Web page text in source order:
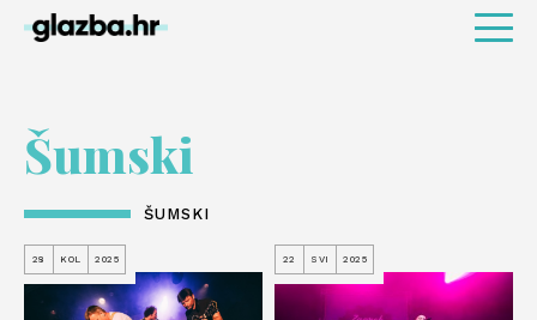
Šumski
ŠUMSKI
28 KOL 2025 22 SVI 2025